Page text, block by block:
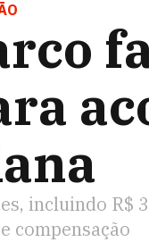
incluindo R$
compensação